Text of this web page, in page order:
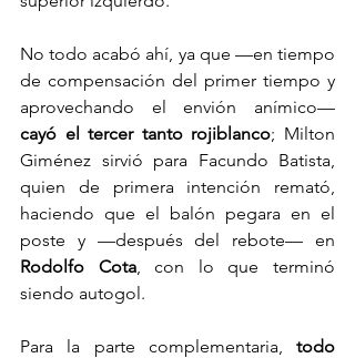
No todo acabó ahí, ya que —en tiempo
de compensación del primer tiempo y
cayó el tercer tanto rojiblanco; Milton
Giménez sirvió para Facundo Batista,
quien de primera intención remató,
haciendo que el balón pegara en el
Rodolfo Cota, con lo que terminó
siendo autogol.
Para la parte complementaria, todo